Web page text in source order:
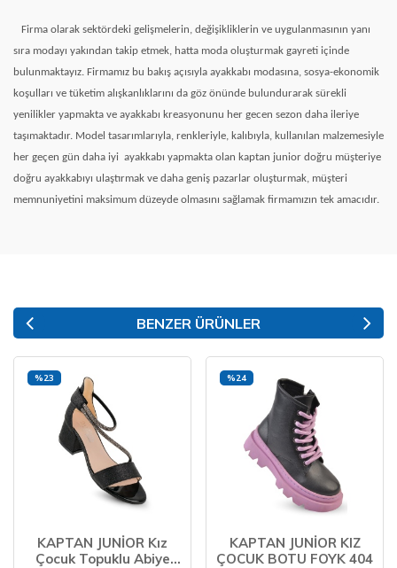
Firma olarak sektördeki gelişmelerin, değişikliklerin ve uygulanmasının yanı
sıra modayı yakından takip etmek, hatta moda oluşturmak gayreti içinde
bulunmaktayız. Firmamız bu bakış açısıyla ayakkabı modasına, sosya-ekonomik
koşulları ve tüketim alışkanlıklarını da göz önünde bulundurarak sürekli
yenilikler yapmakta ve ayakkabı kreasyonunu her gecen sezon daha ileriye
taşımaktadır. Model tasarımlarıyla, renkleriyle, kalıbıyla, kullanılan malzemesiyle
her geçen gün daha iyi ayakkabı yapmakta olan kaptan junior doğru müşteriye
doğru ayakkabıyı ulaştırmak ve daha geniş pazarlar oluşturmak, müşteri
memnuniyetini maksimum düzeyde olmasını sağlamak firmamızın tek amacıdır.
BENZER ÜRÜNLER
KAPTAN JUNİOR Kız
Çocuk Topuklu Abiye
%23
KAPTAN JUNİOR KIZ
ÇOCUK BOTU FOYK 404
%24